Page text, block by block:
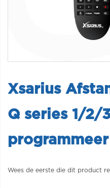
Xsarius
Q series 1/2/
Wees de eerste die dit product